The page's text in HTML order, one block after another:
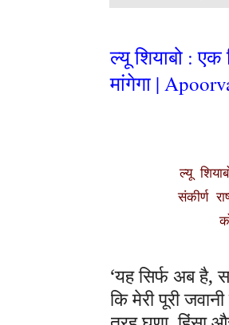
ल्यू शियाबो :
मांगेगा |
ल्यू
संकीर्ण
‘यह सिर्फ अब है,
कि मेरी पूरी